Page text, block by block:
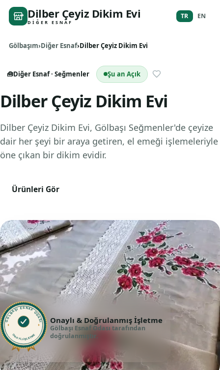
Dilber Çeyiz Dikim Evi
DIĞER ESNAF
TR EN
Gölbaşım Diğer Esnaf Dilber Çeyiz Dikim Evi
🧰Diğer Esnaf· Seğmenler Şu an Açık
Dilber Çeyiz Dikim Evi
Dilber Çeyiz Dikim Evi, Gölbaşı Seğmenler'de çeyize
dair her şeyi bir araya getiren, el emeği işlemeleriyle
öne çıkan bir dikim evidir.
Ürünleri Gör
GÖLBAŞI ESNAF ODASI
ONAYLI İŞLETME
Onaylı & Doğrulanmış İşletme
Gölbaşı Esnaf Odası tarafından
doğrulanmıştır.